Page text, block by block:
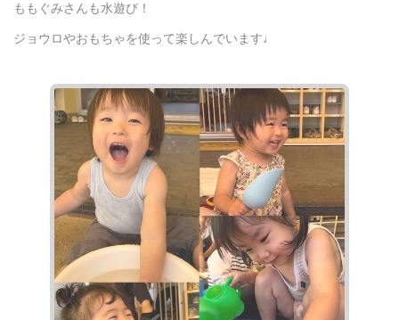
ももぐみさんも水遊び！
ジョウロやおもちゃを使って楽しんでいます♩